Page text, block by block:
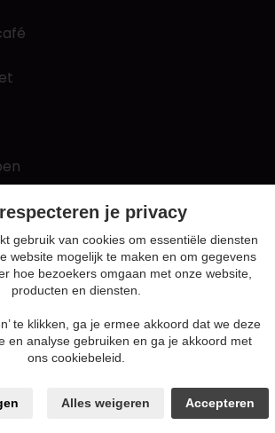
Algemene voorwaarden
Privacy en cookie policy
Sitemap
je privacy
gebruik van cookies om essentiële diensten
website mogelijk te maken en om gegevens
hoe bezoekers omgaan met onze website,
producten en diensten.
te klikken, ga je ermee akkoord dat we deze
en analyse gebruiken en ga je akkoord met
ons cookiebeleid.
Alles weigeren Accepteren